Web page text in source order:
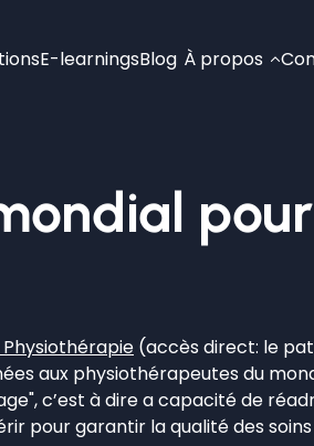
E-learningsBlog À propos
(accès direct: le
aux physiothérapeutes du
c’est à dire a capacité de
pour garantir la qualité des